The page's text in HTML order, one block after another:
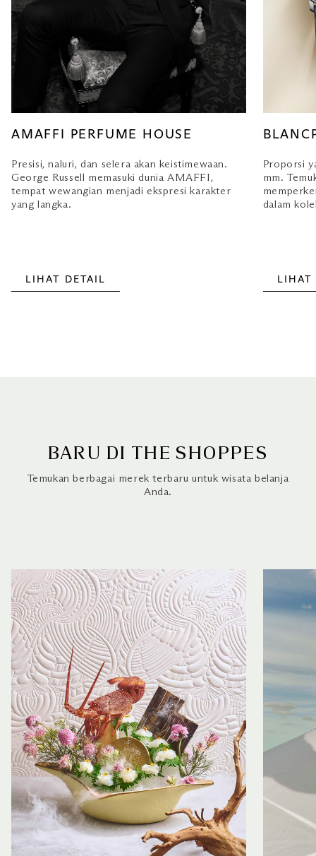
AMAFFI PERFUME HOUSE
Presisi, naluri, dan selera akan keistimewaan.
George Russell memasuki dunia AMAFFI,
tempat wewangian menjadi ekspresi karakter
yang langka.
LIHAT DETAIL
Proporsi
mm.
dalam
LIHAT
BARU DI THE SHOPPES
Temukan berbagai merek terbaru untuk wisata belanja
Anda.